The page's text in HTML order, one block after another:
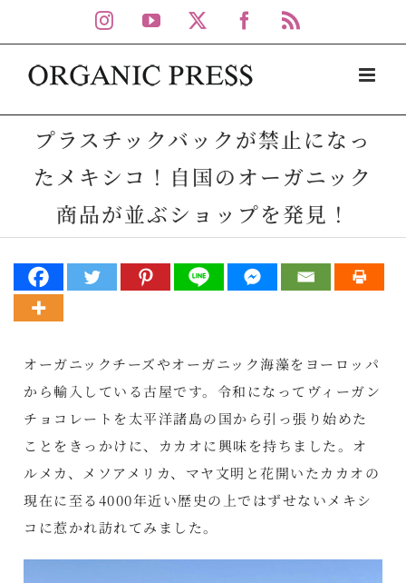
to
content
Instagram
YouTube Facebook
プラスチックバックが禁止になっ
たメキシコ！自国のオーガニック
商品が並ぶショップを発見！
オーガニックチーズやオーガニック海藻をヨーロッパ
から輸入している古屋です。令和になってヴィーガン
チョコレートを太平洋諸島の国から引っ張り始めた
ことをきっかけに、カカオに興味を持ちました。オ
ルメカ、メソアメリカ、マヤ文明と花開いたカカオの
現在に至る4000年近い歴史の上ではずせないメキシ
コに惹かれ訪れてみました。